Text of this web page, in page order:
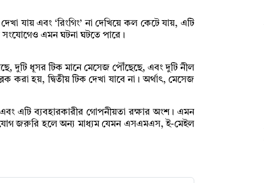
যায় এবং ‘রিংগিং’ না দেখিয়ে কল কেটে যায়, এটি
সংযোগেও এমন ঘটনা ঘটতে পারে।
দুটি ধূসর টিক মানে মেসেজ পৌঁছেছে, এবং দুটি নীল
করা হয়, দ্বিতীয় টিক দেখা যাবে না। অর্থাৎ, মেসেজ
এবং এটি ব্যবহারকারীর গোপনীয়তা রক্ষার অংশ। এমন
জরুরি হলে অন্য মাধ্যম যেমন এসএমএস, ই-মেইল